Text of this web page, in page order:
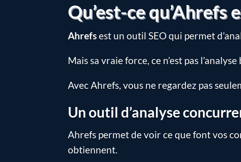
Qu’est-ce
Ahrefsest un outil SEO qui permet
Mais sa vraie force, ce n’est pas
Avec Ahrefs, vous ne regardez pas
Un outil d’analyse
Ahrefs permet de voir ce que font vos
obtiennent.